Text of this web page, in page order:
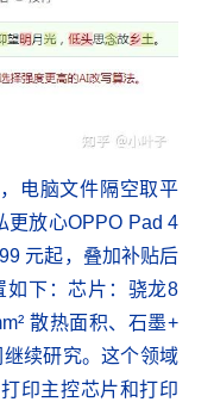
电脑文件隔空取平
更放心OPPO Pad 4
元起，叠加补贴后
如下：芯片：骁龙8
散热面积、石墨+
续研究。这个领域
印主控芯片和打印